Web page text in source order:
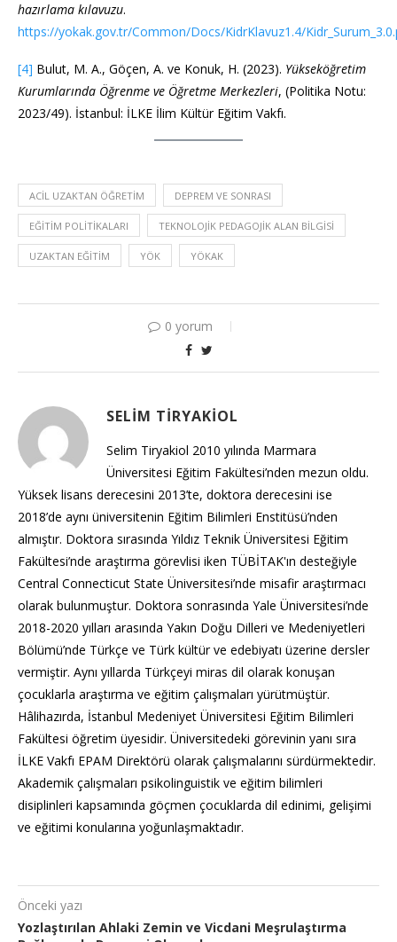
hazırlama kılavuzu.
https://yokak.gov.tr/Common/Docs/KidrKlavuz1.4/
[4] Bulut, M. A., Göçen, A. ve Konuk, H. (2023). Yükseköğretim
Kurumlarında Öğrenme ve Öğretme Merkezleri, (Politika Notu:
2023/49). İstanbul: İLKE İlim Kültür Eğitim Vakfı.
ACIL UZAKTAN ÖĞRETIM DEPREM VE SONRASI
EĞITIM POLITIKALARI TEKNOLOJIK PEDAGOJIK ALAN BILGISI
UZAKTAN EĞITIM YÖK YÖKAK
0 yorum
SELIM TIRYAKIOL
Selim Tiryakiol 2010 yılında Marmara
Üniversitesi Eğitim Fakültesi’nden mezun oldu.
Yüksek lisans derecesini 2013’te, doktora derecesini ise
2018’de aynı üniversitenin Eğitim Bilimleri Enstitüsü’nden
almıştır. Doktora sırasında Yıldız Teknik Üniversitesi Eğitim
Fakültesi’nde araştırma görevlisi iken TÜBİTAK'ın desteğiyle
Central Connecticut State Üniversitesi’nde misafir araştırmacı
olarak bulunmuştur. Doktora sonrasında Yale Üniversitesi’nde
2018-2020 yılları arasında Yakın Doğu Dilleri ve Medeniyetleri
Bölümü’nde Türkçe ve Türk kültür ve edebiyatı üzerine dersler
vermiştir. Aynı yıllarda Türkçeyi miras dil olarak konuşan
çocuklarla araştırma ve eğitim çalışmaları yürütmüştür.
Hâlihazırda, İstanbul Medeniyet Üniversitesi Eğitim Bilimleri
Fakültesi öğretim üyesidir. Üniversitedeki görevinin yanı sıra
İLKE Vakfı EPAM Direktörü olarak çalışmalarını sürdürmektedir.
Akademik çalışmaları psikolinguistik ve eğitim bilimleri
disiplinleri kapsamında göçmen çocuklarda dil edinimi, gelişimi
ve eğitimi konularına yoğunlaşmaktadır.
Önceki yazı
Yozlaştırılan Ahlaki Zemin ve Vicdani Meşrulaştırma